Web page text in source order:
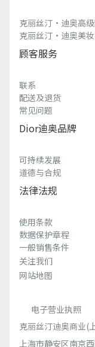
克丽丝汀·迪奥高
克丽丝汀·迪奥美妆
顾客服务
联系
配送及退货
常见问题
Dior迪奥品牌
可持续发展
道德与合规
法律法规
使用条款
数据保护章程
一般销售条件
关注我们
网站地图
电子营业执照
克丽丝汀迪奥商业(
上海市静安区南京